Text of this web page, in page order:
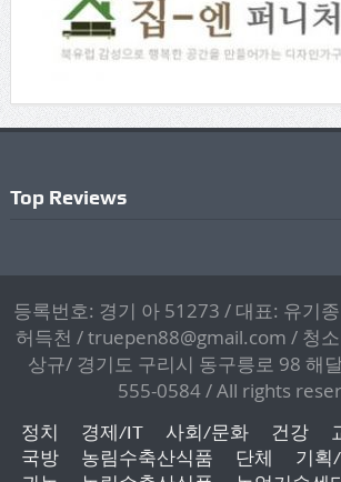
Top Reviews
등록번호: 경기 아 51273 / 대표: 유기
허득천 / truepen88@gmail.com / 청
상규/ 경기도 구리시 동구릉로 98 해
555-0584 / All rights
정치 경제/IT 사회/문화 건강
국방
농림수축산식품 단체 기획